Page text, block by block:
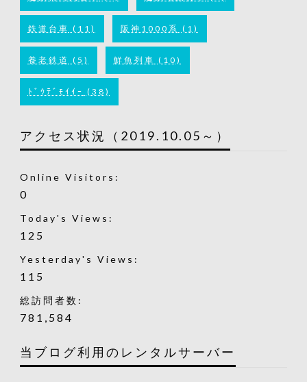
鉄道台車 (11) 阪神1000系 (1)
養老鉄道 (5) 鮮魚列車 (10)
ﾄﾞｳﾃﾞﾓｲｲｰ (38)
アクセス状況（2019.10.05～）
Online Visitors:
0
Today's Views:
125
Yesterday's Views:
115
総訪問者数:
781,584
当ブログ利用のレンタルサーバー